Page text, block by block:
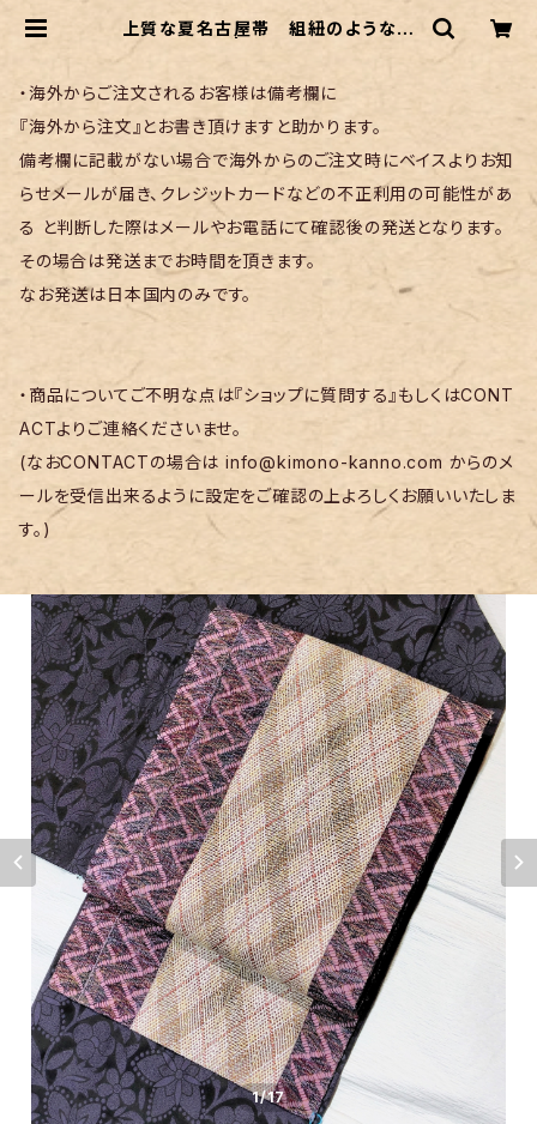
上質な夏名古屋帯 組紐のような織
&レース編み | リサイクル着物 菅野
・海外からご注文されるお客様は備考欄に
『海外から注文』とお書き頂けますと助かります。
備考欄に記載がない場合で海外からのご注文時にベイスよりお知
らせメールが届き、クレジットカードなどの不正利用の可能性があ
る と判断した際はメールやお電話にて確認後の発送となります。
その場合は発送までお時間を頂きます。
なお発送は日本国内のみです。
・商品についてご不明な点は『ショップに質問する』もしくはCONT
ACTよりご連絡くださいませ。
(なおCONTACTの場合はinfo@kimono-kanno.com からのメ
ールを受信出来るように設定をご確認の上よろしくお願いいたしま
す。)
1/17